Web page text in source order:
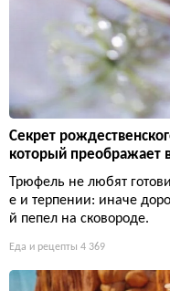
Секрет
который преображает
Трюфель не любят
е и терпении: иначе
й пепел на сковороде.
Еда и рецепты 4 369